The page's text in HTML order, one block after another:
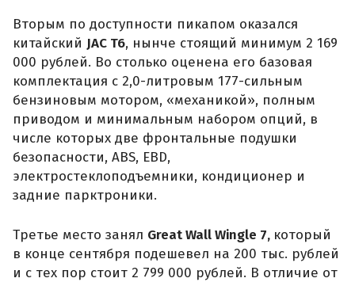
Вторым по доступности пикапом оказался
китайский JAC T6, нынче стоящий минимум 2 169
000 рублей. Во столько оценена его базовая
комплектация с 2,0-литровым 177-сильным
бензиновым мотором, «механикой», полным
приводом и минимальным набором опций, в
числе которых две фронтальные подушки
безопасности, ABS, EBD,
электростеклоподъемники, кондиционер и
задние парктроники.
Третье место занял Great Wall Wingle 7, который
в конце сентября подешевел на 200 тыс. рублей
и с тех пор стоит 2 799 000 рублей. В отличие от